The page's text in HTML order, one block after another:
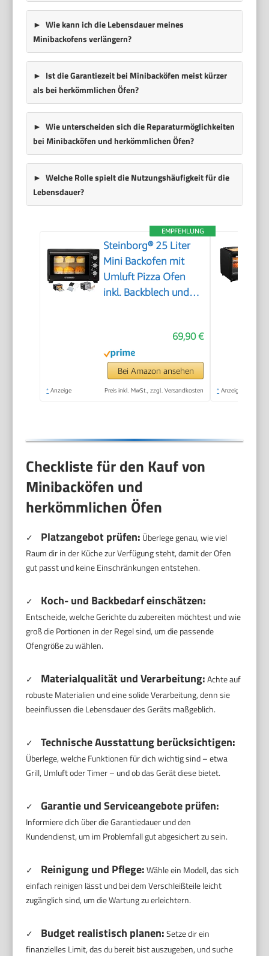
Wie kann ich die Lebensdauer meines
Minibackofens verlängern?
Ist die Garantiezeit bei Minibacköfen meist kürzer
als bei herkömmlichen Öfen?
Wie unterscheiden sich die Reparaturmöglichkeiten
bei Minibacköfen und herkömmlichen Öfen?
Welche Rolle spielt die Nutzungshäufigkeit für die
Lebensdauer?
EMPFEHLUNG
Steinborg® 25 Liter
Mini Backofen mit
Umluft Pizza Ofen
inkl. Backblech und
69,90 €
Bei Amazon ansehen
* Anzeige Preis inkl. MwSt., zzgl. Versandkosten * Anzeige
Checkliste für den Kauf von
Minibacköfen und
herkömmlichen Öfen
✓ Platzangebot prüfen: Überlege genau, wie viel
Raum dir in der Küche zur Verfügung steht, damit der Ofen
gut passt und keine Einschränkungen entstehen.
✓ Koch- und Backbedarf einschätzen:
Entscheide, welche Gerichte du zubereiten möchtest und wie
groß die Portionen in der Regel sind, um die passende
Ofengröße zu wählen.
✓ Materialqualität und Verarbeitung:Achte auf
robuste Materialien und eine solide Verarbeitung, denn sie
beeinflussen die Lebensdauer des Geräts maßgeblich.
✓ Technische Ausstattung berücksichtigen:
Überlege, welche Funktionen für dich wichtig sind – etwa
Grill, Umluft oder Timer – und ob das Gerät diese bietet.
✓ Garantie und Serviceangebote prüfen:
Informiere dich über die Garantiedauer und den
Kundendienst, um im Problemfall gut abgesichert zu sein.
✓ Reinigung und Pflege:Wähle ein Modell, das sich
einfach reinigen lässt und bei dem Verschleißteile leicht
zugänglich sind, um die Wartung zu erleichtern.
✓ Budget realistisch planen:Setze dir ein
finanzielles Limit, das du bereit bist auszugeben, und suche